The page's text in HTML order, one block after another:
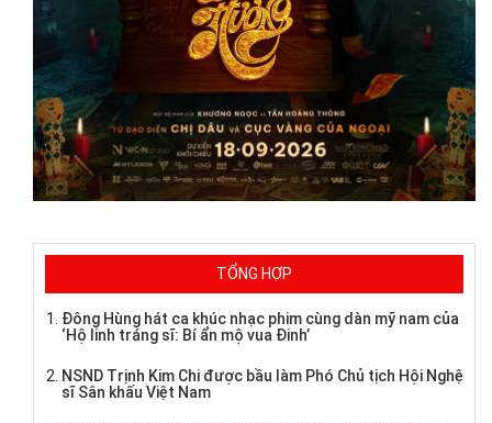
TỔNG HỢP
Đông Hùng hát ca khúc nhạc phim cùng dàn mỹ nam của
‘Hộ linh tráng sĩ: Bí ẩn mộ vua Đinh’
NSND Trịnh Kim Chi được bầu làm Phó Chủ tịch Hội Nghệ
sĩ Sân khấu Việt Nam